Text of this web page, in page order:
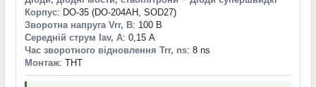
Корпус: DO-35 (DO-204AH, SOD27)
Зворотна напруга Vrr, В: 100 В
Середній струм Iav, А: 0,15 А
Час зворотного відновлення Trr, ns: 8 ns
Монтаж: THT